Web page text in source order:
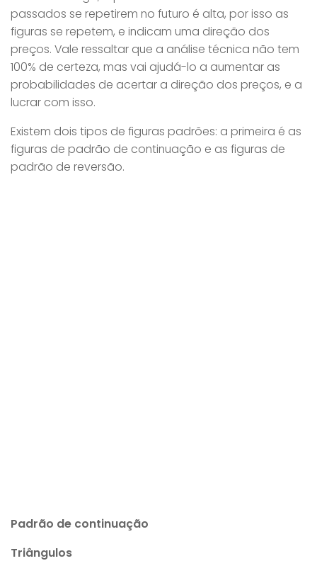
passados se repetirem no futuro é alta, por isso as
figuras se repetem, e indicam uma direção dos
preços. Vale ressaltar que a análise técnica não tem
100% de certeza, mas vai ajudá-lo a aumentar as
probabilidades de acertar a direção dos preços, e a
lucrar com isso.
Existem dois tipos de figuras padrões: a primeira é as
figuras de padrão de continuação e as figuras de
padrão de reversão.
Padrão de continuação
Triângulos